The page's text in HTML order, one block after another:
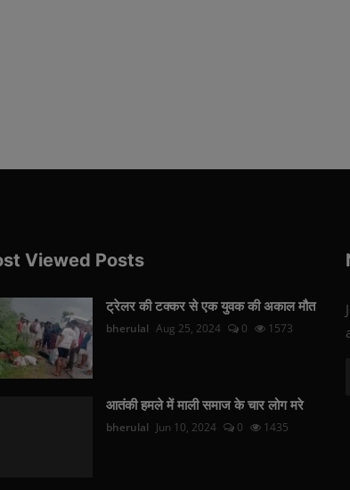
Viewed Posts
ट्रेलर की टक्कर से एक युवक की अकाल मौत
bherulal Aug 25, 2024 0 1573
आतंकी हमले में माली समाज के चार लोग मरे
bherulal Jun 10, 2024 0 1435